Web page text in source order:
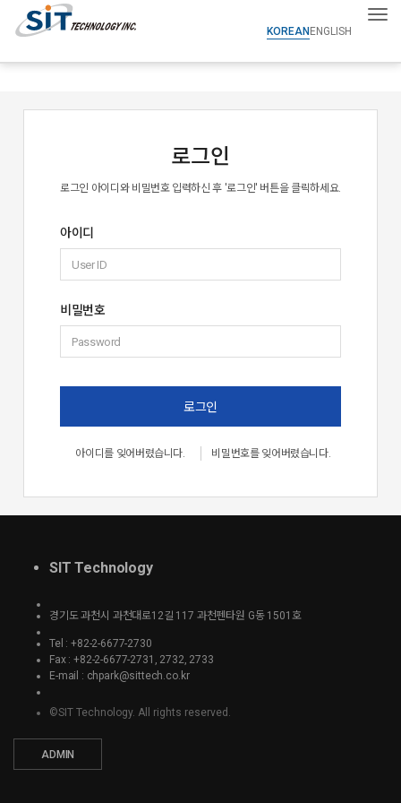
KOREAN ENGLISH
로그인
로그인 아이디와 비밀번호 입력하신 후 '로그인' 버튼을 클릭하세요.
아이디
비밀번호
로그인
아이디를 잊어버렸습니다. 비밀번호를 잊어버렸습니다.
SIT Technology
경기도 과천시 과천대로12길 117 과천펜타원 G동 1501호
Tel : +82-2-6677-2730
Fax : +82-2-6677-2731, 2732, 2733
E-mail : chpark@sittech.co.kr
©SIT Technology. All rights reserved.
ADMIN